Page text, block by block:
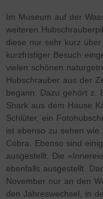
Im Museum auf der
weiteren
diese nur sehr kurz
kurzfristiger Besuch
vielen schönen
Hubschrauber aus der
begann. Dazu gehört z.
Shark aus dem Hause
Schlüter, ein
ist ebenso zu sehen wie
Cobra. Ebenso sind
ausgestellt. Die
ebenfalls ausgestellt.
November nur an den
den Jahreswechsel, in